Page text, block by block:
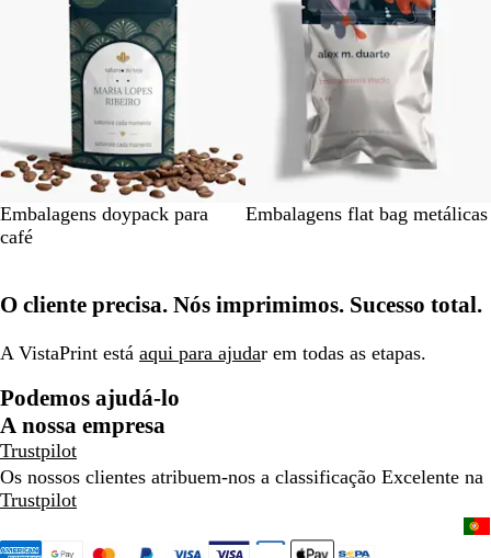
Embalagens doypack para
café
Embalagens flat bag metálicas
O cliente precisa. Nós imprimimos. Sucesso total.
A VistaPrint está aqui para ajudar em todas as etapas.
Podemos ajudá-lo
A nossa empresa
Trustpilot
Os nossos clientes atribuem-nos a classificação Excelente na
Trustpilot